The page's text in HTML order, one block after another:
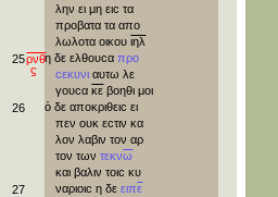
λην ει μη ειϲ τα
προβατα τα απο
λωλοτα οικου ιηλ
25ρνθ
ϛ
η δε ελθουϲα προ
ϲεκυνι αυτω λε
γουϲα κε βοηθι μοι
26
ὁ δε αποκριθειϲ ει
πεν ουκ εϲτιν κα
λον λαβιν τον αρ
τον των τεκνω
και βαλιν τοιϲ κυ
27
ναριοιϲ η δε ειπε